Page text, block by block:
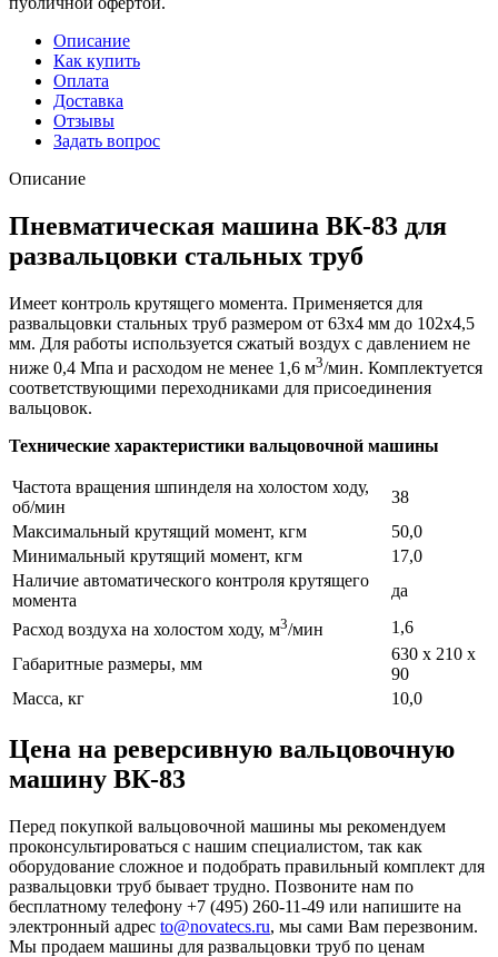
Описание
Как купить
Оплата
Доставка
Отзывы
Задать вопрос
Описание
Пневматическая машина ВК-83 для
развальцовки стальных труб
Имеет контроль крутящего момента. Применяется для
развальцовки стальных труб размером от 63х4 мм до 102х4,5
мм. Для работы используется сжатый воздух с давлением не
ниже 0,4 Мпа и расходом не менее 1,6 м3/мин. Комплектуется
соответствующими переходниками для присоединения
вальцовок.
Технические характеристики вальцовочной машины
Частота вращения шпинделя на холостом ходу,
об/мин
38
Максимальный крутящий момент, кгм
50,0
Минимальный крутящий момент, кгм
17,0
Наличие автоматического контроля крутящего
момента
да
Расход воздуха на холостом ходу, м3/мин
1,6
Габаритные размеры, мм
630 x 210 x
90
Масса, кг
10,0
Цена на реверсивную вальцовочную
машину ВК-83
Перед покупкой вальцовочной машины мы рекомендуем
проконсультироваться с нашим специалистом, так как
оборудование сложное и подобрать правильный комплект для
развальцовки труб бывает трудно. Позвоните нам по
бесплатному телефону +7 (495) 260-11-49 или напишите на
электронный адрес to@novatecs.ru, мы сами Вам перезвоним.
Мы продаем машины для развальцовки труб по ценам